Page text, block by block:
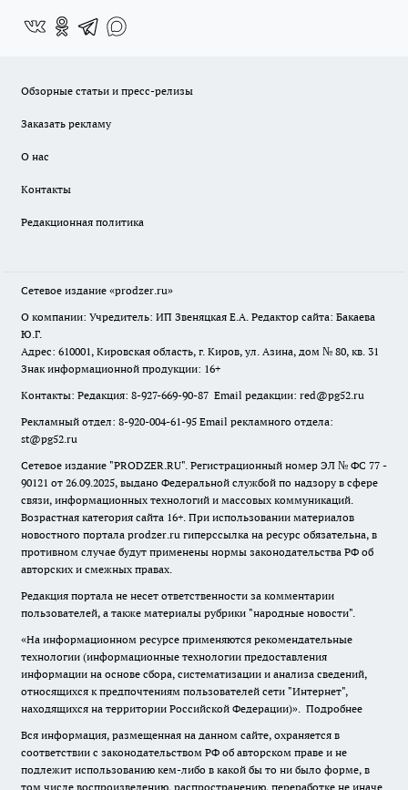
Обзорные статьи и пресс-релизы
Заказать рекламу
О нас
Контакты
Редакционная политика
Сетевое издание «prodzer.ru»
О компании: Учредитель: ИП Звеняцкая Е.А. Редактор сайта: Бакаева
Ю.Г.
Адрес: 610001, Кировская область, г. Киров, ул. Азина, дом № 80, кв. 31
Знак информационной продукции: 16+
Контакты: Редакция: 8-927-669-90-87 Email редакции: red@pg52.ru
Рекламный отдел: 8-920-004-61-95 Email рекламного отдела:
st@pg52.ru
Сетевое издание "PRODZER.RU". Регистрационный номер ЭЛ № ФС 77 -
90121 от 26.09.2025, выдано Федеральной службой по надзору в сфере
связи, информационных технологий и массовых коммуникаций.
Возрастная категория сайта 16+. При использовании материалов
новостного портала prodzer.ru гиперссылка на ресурс обязательна, в
противном случае будут применены нормы законодательства РФ об
авторских и смежных правах.
Редакция портала не несет ответственности за комментарии
пользователей, а также материалы рубрики "народные новости".
«На информационном ресурсе применяются рекомендательные
технологии (информационные технологии предоставления
информации на основе сбора, систематизации и анализа сведений,
относящихся к предпочтениям пользователей сети "Интернет",
находящихся на территории Российской Федерации)». Подробнее
Вся информация, размещенная на данном сайте, охраняется в
соответствии с законодательством РФ об авторском праве и не
подлежит использованию кем-либо в какой бы то ни было форме, в
том числе воспроизведению, распространению, переработке не иначе